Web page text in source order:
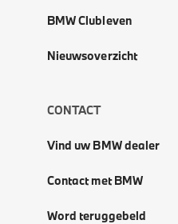
BMW Clubleven
Nieuwsoverzicht
CONTACT
Vind uw BMW dealer
Contact met BMW
Word teruggebeld